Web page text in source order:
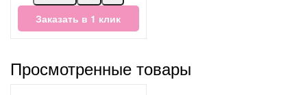
Заказать в 1 клик
Просмотренные товары